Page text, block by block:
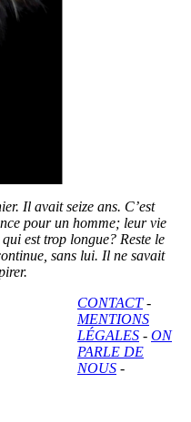
Il avait seize ans. C’est
pour un homme; leur vie
est trop longue? Reste le
sans lui. Il ne savait
CONTACT-
MENTIONS
LÉGALES - ON
PARLE DE
NOUS -